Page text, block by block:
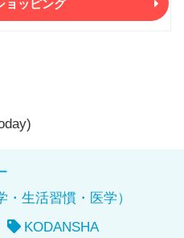
ョッピング
・生活習慣・医学）
KODANSHA